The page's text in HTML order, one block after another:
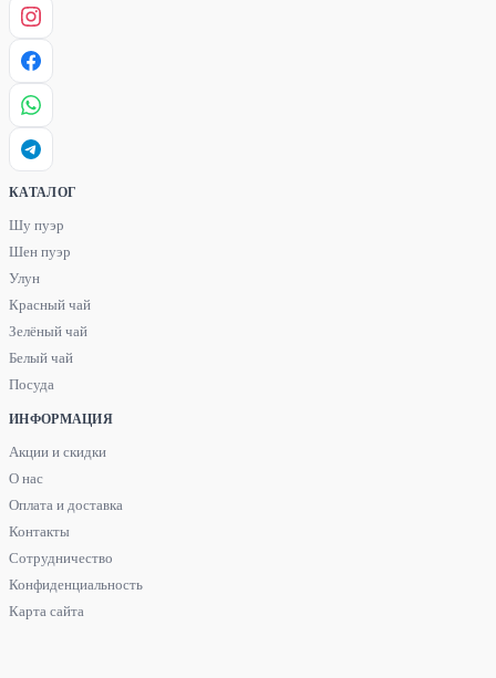
КАТАЛОГ
Шу пуэр
Шен пуэр
Улун
Красный чай
Зелёный чай
Белый чай
Посуда
ИНФОРМАЦИЯ
Акции и скидки
О нас
Оплата и доставка
Контакты
Сотрудничество
Конфиденциальность
Карта сайта